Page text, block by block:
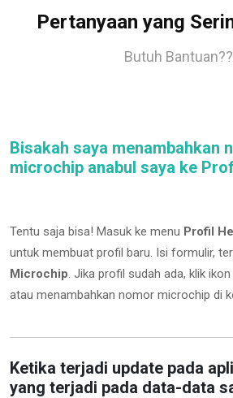
Pertanyaan yang
Butuh
Bisakah saya menambahkan
microchip anabul saya ke
Tentu saja bisa! Masuk ke menu Profil
untuk membuat profil baru. Isi formulir,
Microchip. Jika profil sudah ada, klik
atau menambahkan nomor microchip di
Ketika terjadi update pada
yang terjadi pada data-data